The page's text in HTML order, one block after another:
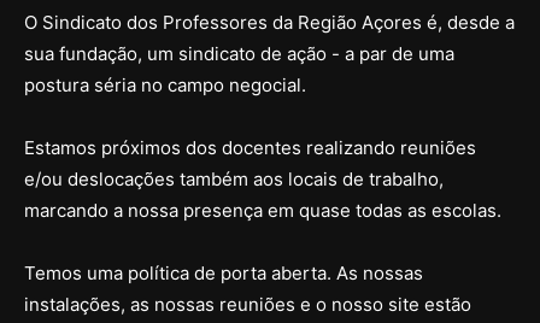
O Sindicato dos Professores da Região Açores é, desde a
sua fundação, um sindicato de ação - a par de uma
postura séria no campo negocial.
Estamos próximos dos docentes realizando reuniões
e/ou deslocações também aos locais de trabalho,
marcando a nossa presença em quase todas as escolas.
Temos uma política de porta aberta. As nossas
instalações, as nossas reuniões e o nosso site estão